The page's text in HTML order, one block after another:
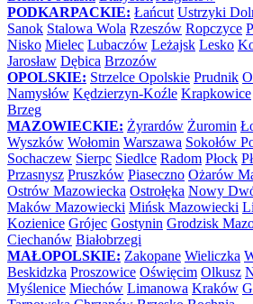
PODKARPACKIE: Łańcut Ustrzyki
Sanok Stalowa Wola Rzeszów Ropczyce
Nisko Mielec Lubaczów Leżajsk Lesko
Jarosław Dębica Brzozów
OPOLSKIE: Strzelce Opolskie Prudnik
Namysłów Kędzierzyn-Koźle Krapkowice
Brzeg
MAZOWIECKIE: Żyrardów Żuromin
Wyszków Wołomin Warszawa Sokołów
Sochaczew Sierpc Siedlce Radom Płock
Przasnysz Pruszków Piaseczno Ożarów
Ostrów Mazowiecka Ostrołęka Nowy
Maków Mazowiecki Mińsk Mazowiecki
Kozienice Grójec Gostynin Grodzisk
Ciechanów Białobrzegi
MAŁOPOLSKIE: Zakopane Wieliczka
Beskidzka Proszowice Oświęcim Olkusz
Myślenice Miechów Limanowa Kraków